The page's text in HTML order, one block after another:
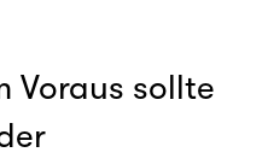
Voraus sollte